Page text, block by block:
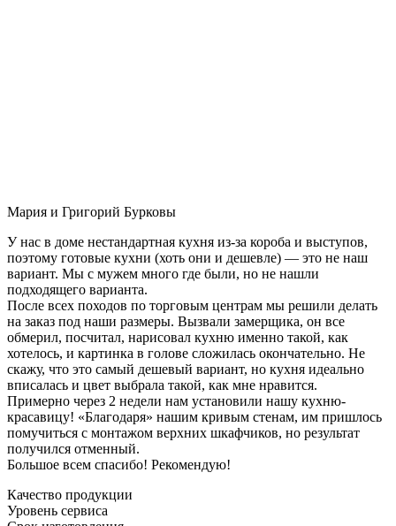
Мария и Григорий Бурковы
У нас в доме нестандартная кухня из-за короба и выступов,
поэтому готовые кухни (хоть они и дешевле) — это не наш
вариант. Мы с мужем много где были, но не нашли
подходящего варианта.
После всех походов по торговым центрам мы решили делать
на заказ под наши размеры. Вызвали замерщика, он все
обмерил, посчитал, нарисовал кухню именно такой, как
хотелось, и картинка в голове сложилась окончательно. Не
скажу, что это самый дешевый вариант, но кухня идеально
вписалась и цвет выбрала такой, как мне нравится.
Примерно через 2 недели нам установили нашу кухню-
красавицу! «Благодаря» нашим кривым стенам, им пришлось
помучиться с монтажом верхних шкафчиков, но результат
получился отменный.
Большое всем спасибо! Рекомендую!
Качество продукции
Уровень сервиса